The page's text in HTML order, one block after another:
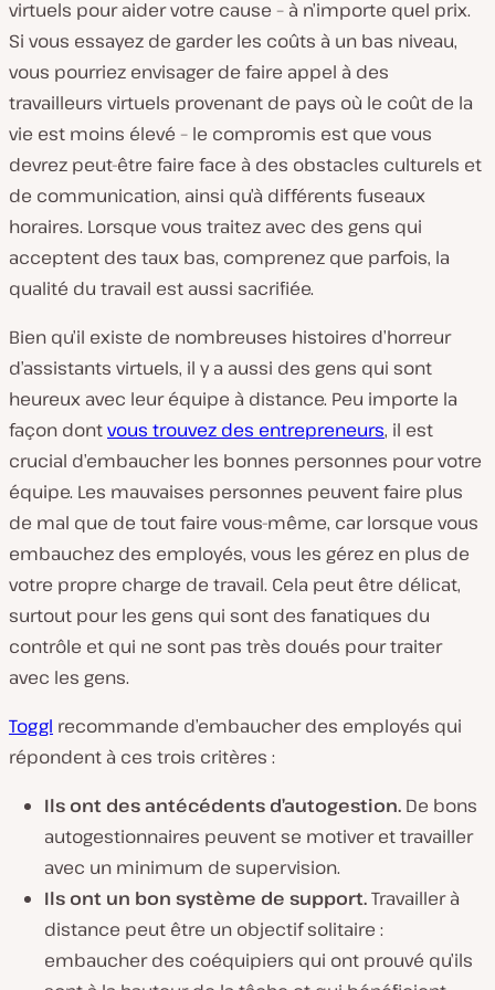
virtuels pour aider votre cause – à n’importe quel prix.
Si vous essayez de garder les coûts à un bas niveau,
vous pourriez envisager de faire appel à des
travailleurs virtuels provenant de pays où le coût de la
vie est moins élevé – le compromis est que vous
devrez peut-être faire face à des obstacles culturels et
de communication, ainsi qu’à différents fuseaux
horaires. Lorsque vous traitez avec des gens qui
acceptent des taux bas, comprenez que parfois, la
qualité du travail est aussi sacrifiée.
Bien qu’il existe de nombreuses histoires d’horreur
d’assistants virtuels, il y a aussi des gens qui sont
heureux avec leur équipe à distance. Peu importe la
façon dontvous trouvez des entrepreneurs, il est
crucial d’embaucher les bonnes personnes pour votre
équipe. Les mauvaises personnes peuvent faire plus
de mal que de tout faire vous-même, car lorsque vous
embauchez des employés, vous les gérez en plus de
votre propre charge de travail. Cela peut être délicat,
surtout pour les gens qui sont des fanatiques du
contrôle et qui ne sont pas très doués pour traiter
avec les gens.
Toggl recommande d’embaucher des employés qui
répondent à ces trois critères :
Ils ont des antécédents d’autogestion. De bons
autogestionnaires peuvent se motiver et travailler
avec un minimum de supervision.
Ils ont un bon système de support.Travailler à
distance peut être un objectif solitaire :
embaucher des coéquipiers qui ont prouvé qu’ils